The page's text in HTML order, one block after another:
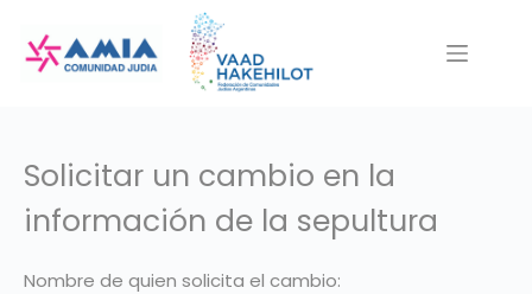
contenido
Solicitar un cambio en la
información de la sepultura
Nombre de quien solicita el cambio: